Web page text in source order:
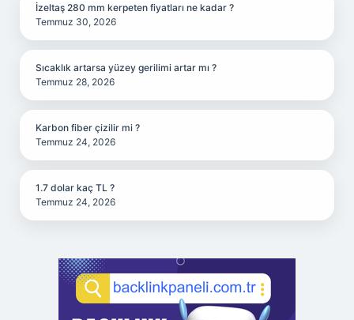
İzeltaş 280 mm kerpeten fiyatları ne kadar ?
Temmuz 30, 2026
Sıcaklık artarsa yüzey gerilimi artar mı ?
Temmuz 28, 2026
Karbon fiber çizilir mi ?
Temmuz 24, 2026
1.7 dolar kaç TL ?
Temmuz 24, 2026